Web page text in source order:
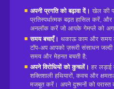
अपनी प्रगति को बढ़ावा दें। खेल की
प्रतिस्पर्धात्मक बढ़त हासिल करें,
अनलॉक करें जो आपके गेमप्ले को
समय बचाएँ। थकाऊ काम और समय
टॉप-अप आपको ज़रूरी संसाधन
समय और मेहनत बचती है;
अपने विरोधियों को कुचलें। हर
शक्तिशाली हथियारों, कवच और
मजबूत करें। अपने दुश्मनों को